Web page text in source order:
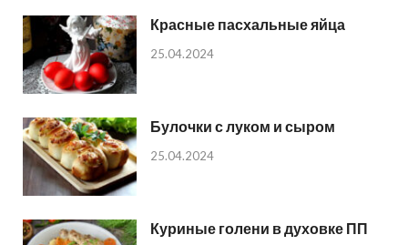
Красные пасхальные яйца
25.04.2024
Булочки с луком и сыром
25.04.2024
Куриные голени в духовке ПП